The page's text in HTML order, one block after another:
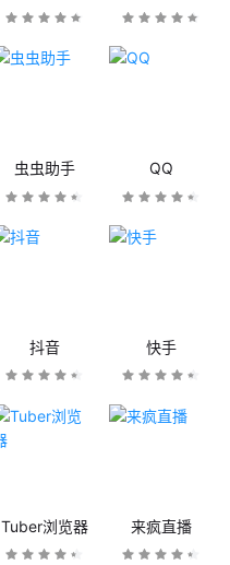
虫虫助手 QQ
抖音 快手
Tuber浏览器 来疯直播